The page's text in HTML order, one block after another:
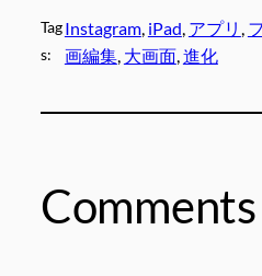
Tag
s:
Instagram, iPad, アプリ ,
画編集, 大画面, 進化
Comments